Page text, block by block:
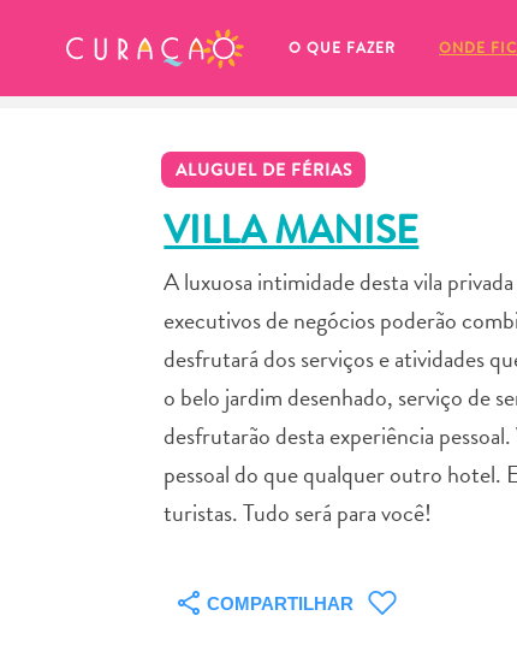
O QUE FAZER ONDE
ALUGUEL DE FÉRIAS
VILLA MANISE
A luxuosa intimidade desta vila
executivos de negócios poderão
desfrutará dos serviços e atividades
o belo jardim desenhado, serviço de
desfrutarão desta experiência
pessoal do que qualquer outro hotel.
turistas. Tudo será para você!
COMPARTILHAR
MEUS FAVORITOS
local favorito.
Sempre que você quiser salvar algo para mais